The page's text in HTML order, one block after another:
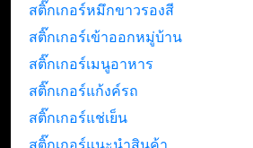
สติ๊กเกอร์หมึกขาวรองสี
สติ๊กเกอร์เข้าออกหมู่บ้าน
สติ๊กเกอร์เมนูอาหาร
สติ๊กเกอร์แก้งค์รถ
สติ๊กเกอร์แช่เย็น